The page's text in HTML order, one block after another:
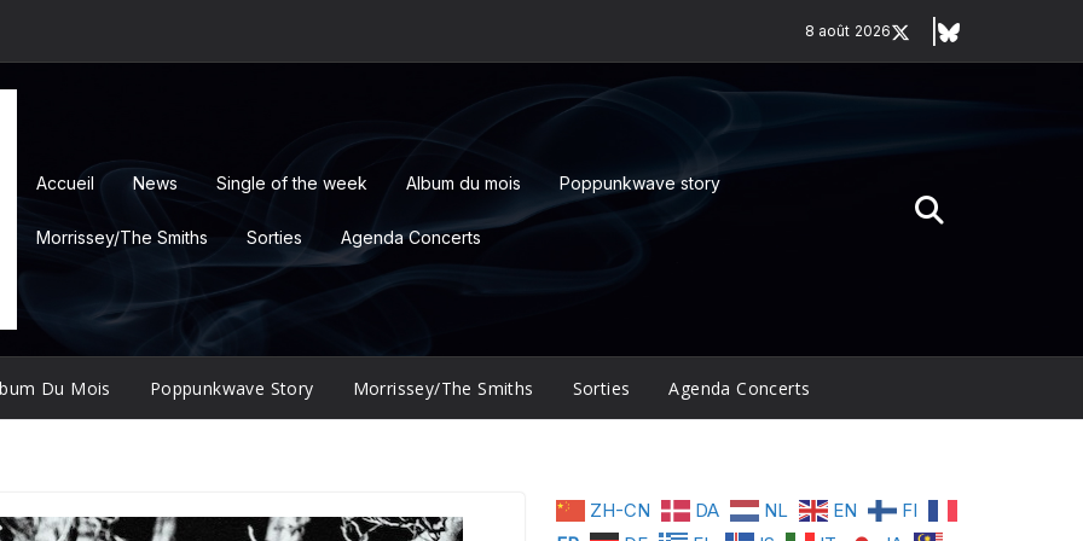
8 août 2026
Accueil News Single of the week Album du mois Poppunkwave story
Morrissey/The Smiths Sorties Agenda Concerts
Du Mois Poppunkwave Story Morrissey/The Smiths Sorties Agenda Concerts
ZH-CN DA NL EN
FI